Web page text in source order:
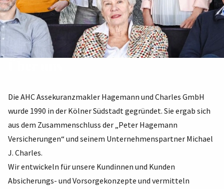
Die AHC Assekuranzmakler Hagemann und Charles GmbH
wurde 1990 in der Kölner Südstadt gegründet. Sie ergab sich
aus dem Zusammenschluss der „Peter Hagemann
Versicherungen“ und seinem Unternehmenspartner Michael
J. Charles.
Wir entwickeln für unsere Kundinnen und Kunden
Absicherungs- und Vorsorgekonzepte und vermitteln